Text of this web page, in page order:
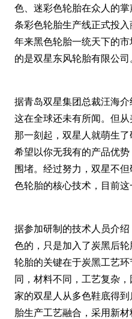
色、迷彩色轮胎在众人的
条彩色轮胎生产线正式投
年来黑色轮胎一统天下的
的是双星东风轮胎有限公司
据青岛双星集团总裁汪海
这在全球还未有所闻。但
那一刻起，双星人就萌生
希望以你无我有的产品优
围堵。经过努力，双星不
色轮胎的核心技术，目前这
据参加研制的技术人员介
色的，只是加入了炭黑后
轮胎的关键在于炭黑工艺
同，材料不同，工艺复杂
家的双星人从多色鞋底得
胎生产工艺融合，采用新